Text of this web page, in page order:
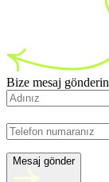
Bize mesaj gönderin
Mesaj gönder